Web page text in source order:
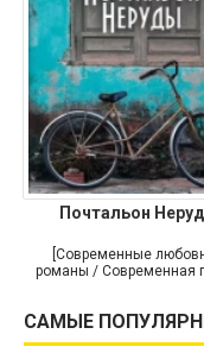
Почтальон
[Современные
романы / Современная
САМЫЕ